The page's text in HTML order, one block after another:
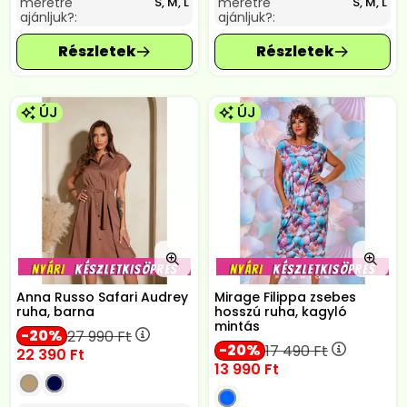
ajánljuk?:
ajánljuk?:
ÚJ
Anna Russo Safari Audrey
ruha, barna
20 27 990Ft
22 390 Ft
ÚJ
Mirage Filippa zsebes
hosszú ruha, kagyló
mintás
20 17 490Ft
13 990 Ft